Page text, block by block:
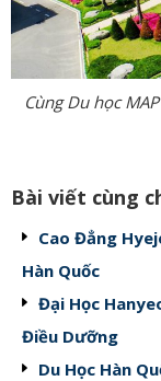
Cùng Du học
Bài viết cùng
Cao Đẳng
Hàn Quốc
Đại Học
Điều Dưỡng
Du Học Hàn